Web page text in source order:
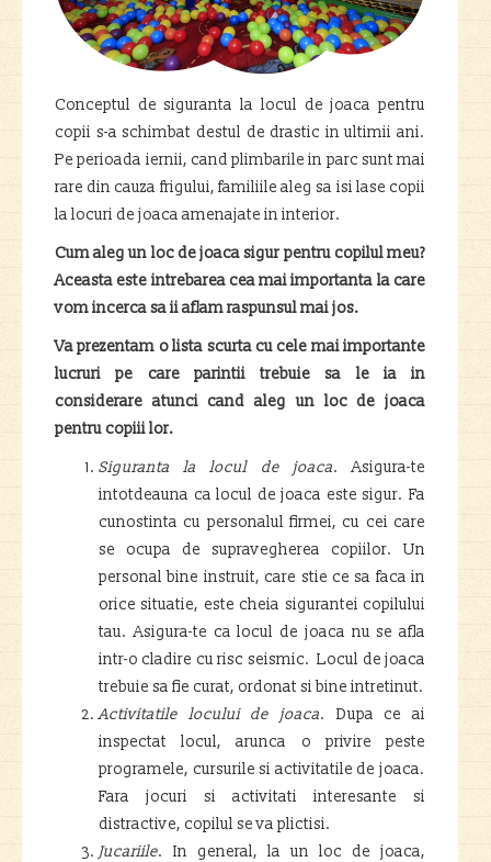
Conceptul de siguranta la locul de joaca pentru
copii s-a schimbat destul de drastic in ultimii ani.
Pe perioada iernii, cand plimbarile in parc sunt mai
rare din cauza frigului, familiile aleg sa isi lase copii
la locuri de joaca amenajate in interior.
Cum aleg un loc de joaca sigur pentru copilul meu?
Aceasta este intrebarea cea mai importanta la care
vom incerca sa ii aflam raspunsul mai jos.
Va prezentam o lista scurta cu cele mai importante
lucruri pe care parintii trebuie sa le ia in
considerare atunci cand aleg un loc de joaca
pentru copiii lor.
Siguranta la locul de joaca. Asigura-te
intotdeauna ca locul de joaca este sigur. Fa
cunostinta cu personalul firmei, cu cei care
se ocupa de supravegherea copiilor. Un
personal bine instruit, care stie ce sa faca in
orice situatie, este cheia sigurantei copilului
tau. Asigura-te ca locul de joaca nu se afla
intr-o cladire cu risc seismic. Locul de joaca
trebuie sa fie curat, ordonat si bine intretinut.
Activitatile locului de joaca. Dupa ce ai
inspectat locul, arunca o privire peste
programele, cursurile si activitatile de joaca.
Fara jocuri si activitati interesante si
distractive, copilul se va plictisi.
Jucariile. In general, la un loc de joaca,